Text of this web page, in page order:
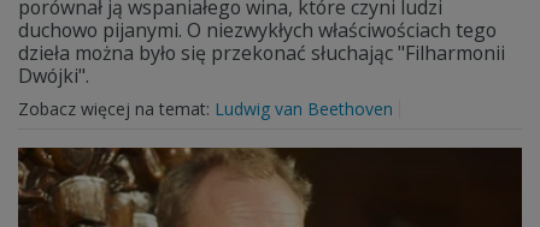
porównał ją wspaniałego wina, które czyni ludzi
duchowo pijanymi. O niezwykłych właściwościach tego
dzieła można było się przekonać słuchając "Filharmonii
Dwójki".
Zobacz więcej na temat: Ludwig van Beethoven